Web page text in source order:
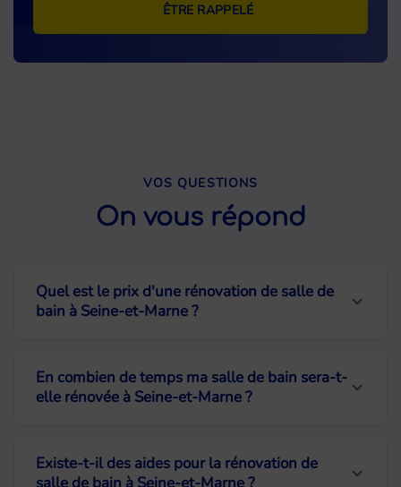
ÊTRE RAPPELÉ
VOS QUESTIONS
On vous répond
Quel est le prix d'une rénovation de salle de
bain à Seine-et-Marne ?
matériaux choisis et de l'ampleur des
entre 5 000 et 15 000 € TTC. Nous
En combien de temps ma salle de bain sera-t-
elle rénovée à Seine-et-Marne ?
bain durent généralement entre 7 et 12
Existe-t-il des aides pour la rénovation de